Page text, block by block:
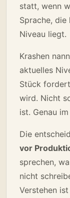
statt, wenn
Sprache, die
Niveau liegt.
Krashen
aktuelles
Stück
wird. Nicht
ist. Genau
Die
vor
sprechen,
nicht
Verstehen